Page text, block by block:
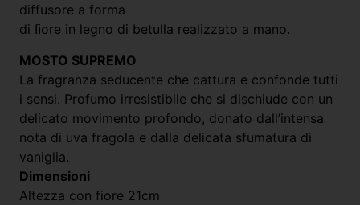
diffusore a forma
di ﬁore in legno di betulla realizzato a mano.
MOSTO SUPREMO
La fragranza seducente che cattura e confonde tutti
i sensi. Profumo irresistibile che si dischiude con un
delicato movimento profondo, donato dall’intensa
nota di uva fragola e dalla delicata sfumatura di
vaniglia.
Dimensioni
Altezza con fiore 21cm